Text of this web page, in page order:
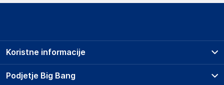
Podjetje Big Bang
Koristne informacije
Prodajna mesta